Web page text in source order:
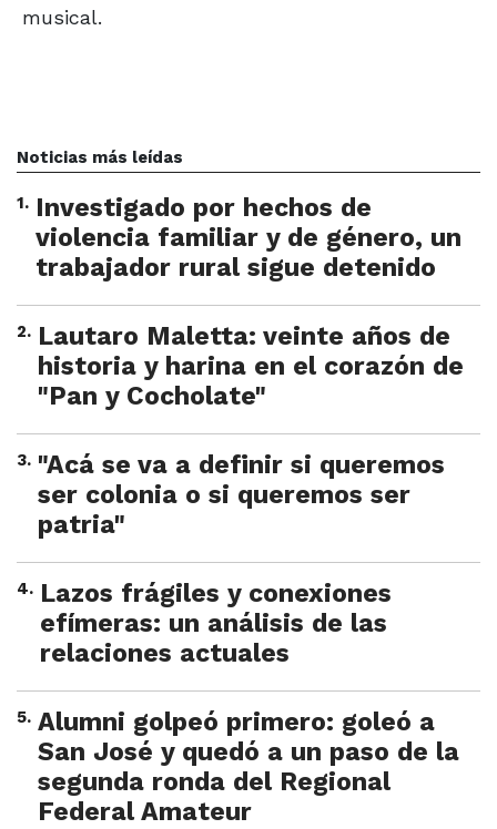
musical.
Noticias más leídas
1. Investigado por hechos de
violencia familiar y de género, un
trabajador rural sigue detenido
2. Lautaro Maletta: veinte años de
historia y harina en el corazón de
"Pan y Cocholate"
3. "Acá se va a definir si queremos
ser colonia o si queremos ser
patria"
4. Lazos frágiles y conexiones
efímeras: un análisis de las
relaciones actuales
5. Alumni golpeó primero: goleó a
San José y quedó a un paso de la
segunda ronda del Regional
Federal Amateur